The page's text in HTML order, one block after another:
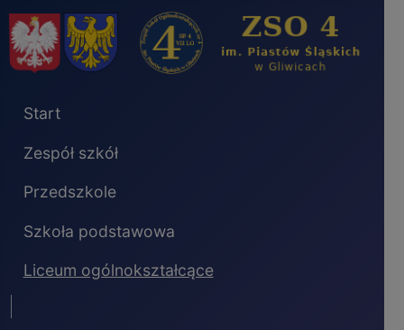
Start
Zespół szkół
Przedszkole
Szkoła podstawowa
Liceum ogólnokształcące